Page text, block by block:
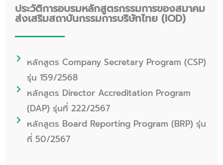
ประวัติการอบรมหลักสูตรกรรมการของสมาคม
ส่งเสริมสถาบันกรรมการบริษัทไทย (IOD)
หลักสูตร Company Secretary Program (CSP)
รุ่น 159/2568
หลักสูตร Director Accreditation Program
(DAP) รุ่นที่ 222/2567
หลักสูตร Board Reporting Program (BRP) รุ่น
ที่ 50/2567